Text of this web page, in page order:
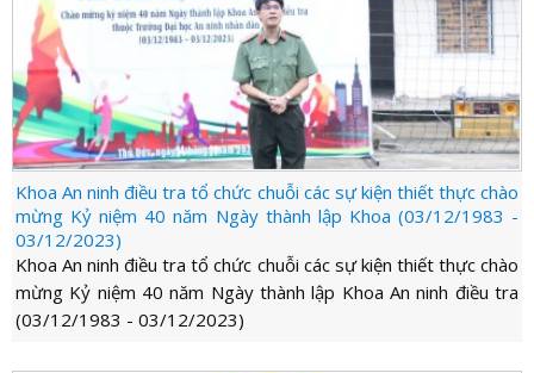
Khoa An ninh điều tra tổ chức chuỗi các sự kiện thiết thực chào
mừng Kỷ niệm 40 năm Ngày thành lập Khoa (03/12/1983 -
03/12/2023)
Khoa An ninh điều tra tổ chức chuỗi các sự kiện thiết thực chào
mừng Kỷ niệm 40 năm Ngày thành lập Khoa An ninh điều tra
(03/12/1983 - 03/12/2023)